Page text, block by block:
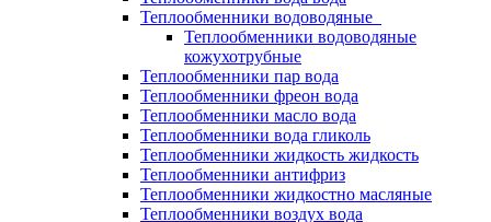
Теплообменники водоводяные
Теплообменники водоводяные
кожухотрубные
Теплообменники пар вода
Теплообменники фреон вода
Теплообменники масло вода
Теплообменники вода гликоль
Теплообменники жидкость жидкость
Теплообменники антифриз
Теплообменники жидкостно масляные
Теплообменники воздух вода